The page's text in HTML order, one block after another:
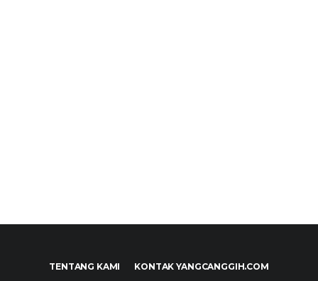
TENTANG KAMI KONTAK YANGCANGGIH.COM